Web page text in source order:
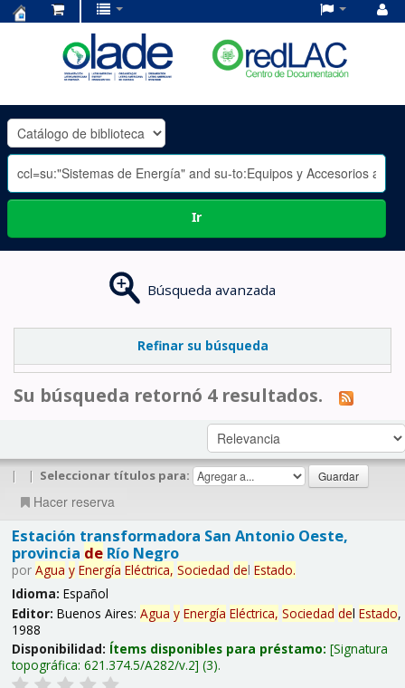
OLADE
-
Ir
Búsqueda avanzada
Refinar su búsqueda
Su búsqueda retornó 4 resultados.
| | Seleccionar títulos para:
Hacer reserva
Estación transformadora San Antonio Oeste,
provincia deRío Negro
por Agua y Energía Eléctrica, Sociedad del Estado.
Idioma: Español
Editor: Buenos Aires: Agua y Energía Eléctrica, Sociedad del Estado,
1988
Disponibilidad: Ítems disponibles para préstamo: Signatura
topográfica: 621.374.5/A282/v.2 (3).